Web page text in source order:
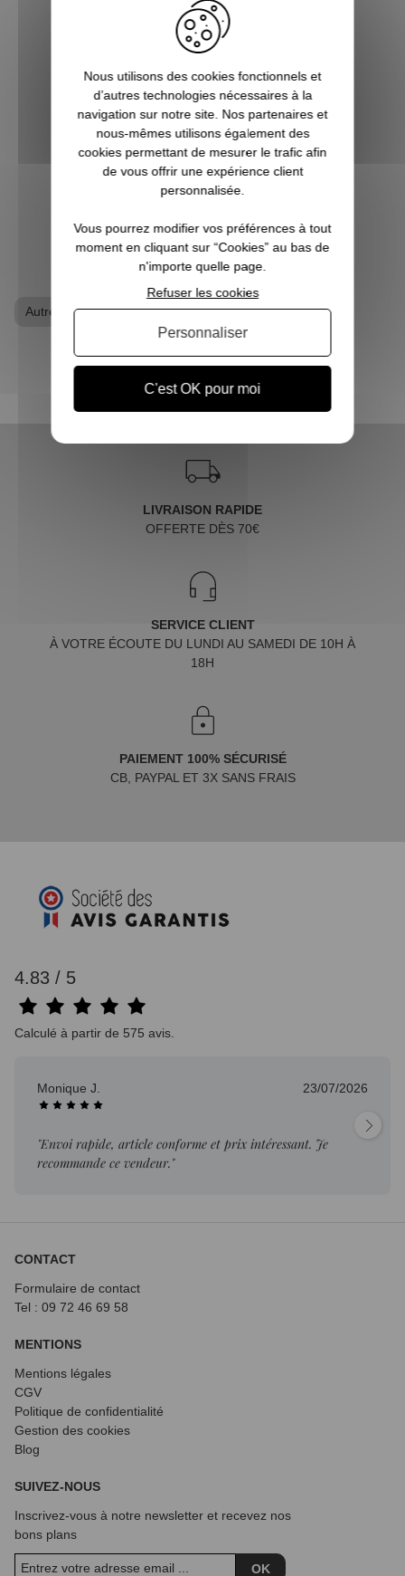
5 bonnes raisons de choisir
Pause Canap
Vous êtes accro aux séries télé ? Toujours
à l’affût de la sortie du prochain film de
super-héros ? Les jeux vidéo ne sont pas
qu’un simple hobby pour vous, mais une
véritable passion ? Alors vous êtes, ici, sur
Pause Canap, à l’endro...
VOIR L'ARTICLE
Autres séries T-shirt geek
LIVRAISON RAPIDE
OFFERTE DÈS 70€
SERVICE CLIENT
À VOTRE ÉCOUTE DU LUNDI AU SAMEDI DE 10H À
18H
PAIEMENT 100% SÉCURISÉ
CB, PAYPAL ET 3X SANS FRAIS
4.83 / 5
Calculé à partir de 575 avis.
Monique J. 23/07/2026
"Envoi rapide, article conforme et prix intéressant. Je
recommande ce vendeur."
CONTACT
Formulaire de contact
Tel : 09 72 46 69 58
MENTIONS
Mentions légales
CGV
Politique de confidentialité
Gestion des cookies
Blog
SUIVEZ-NOUS
Inscrivez-vous à notre newsletter et recevez nos
bons plans
OK
Nous utilisons des cookies fonctionnels et
d’autres technologies nécessaires à la
navigation sur notre site. Nos partenaires et
nous-mêmes utilisons également des
cookies permettant de mesurer le trafic afin
de vous offrir une expérience client
personnalisée.
Vous pourrez modifier vos préférences à tout
moment en cliquant sur “Cookies” au bas de
n'importe quelle page.
C'est OK pour moi
Refuser les cookies
Personnaliser